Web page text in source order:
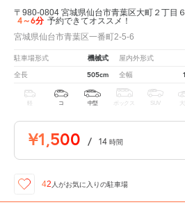
〒980-0804 宮城県仙台市青葉区大町２丁目
4～6分 予約できてオススメ！
宮城県仙台市青葉区一番町2-5-6
駐車場形式 機械式 屋内外形式
全長 505cm 全幅
軽 コ 中型 ボックス SUV
¥1,500 / 14 時間
42 人がお気に入りの駐車場